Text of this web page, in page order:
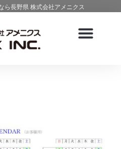
ら長野県 株式会社アメニクス